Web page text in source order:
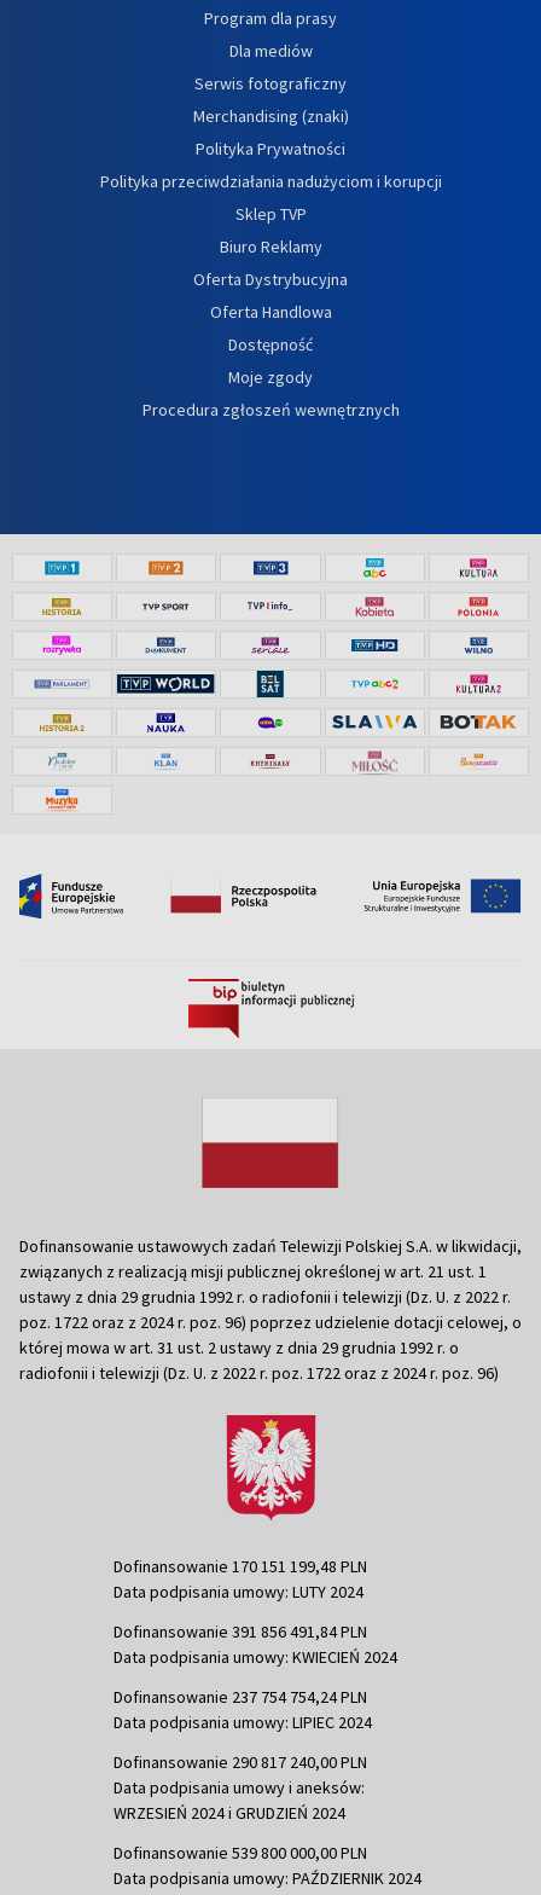
Program dla prasy
Dla mediów
Serwis fotograficzny
Merchandising (znaki)
Polityka Prywatności
Polityka przeciwdziałania nadużyciom i korupcji
Sklep TVP
Biuro Reklamy
Oferta Dystrybucyjna
Oferta Handlowa
Dostępność
Moje zgody
Procedura zgłoszeń wewnętrznych
Dofinansowanie ustawowych zadań Telewizji Polskiej S.A. w likwidacji,
związanych z realizacją misji publicznej określonej w art. 21 ust. 1
ustawy z dnia 29 grudnia 1992 r. o radiofonii i telewizji (Dz. U. z 2022 r.
poz. 1722 oraz z 2024 r. poz. 96) poprzez udzielenie dotacji celowej, o
której mowa w art. 31 ust. 2 ustawy z dnia 29 grudnia 1992 r. o
radiofonii i telewizji (Dz. U. z 2022 r. poz. 1722 oraz z 2024 r. poz. 96)
Dofinansowanie 170 151 199,48 PLN
Data podpisania umowy: LUTY 2024
Dofinansowanie 391 856 491,84 PLN
Data podpisania umowy: KWIECIEŃ 2024
Dofinansowanie 237 754 754,24 PLN
Data podpisania umowy: LIPIEC 2024
Dofinansowanie 290 817 240,00 PLN
Data podpisania umowy i aneksów:
WRZESIEŃ 2024 i GRUDZIEŃ 2024
Dofinansowanie 539 800 000,00 PLN
Data podpisania umowy: PAŹDZIERNIK 2024